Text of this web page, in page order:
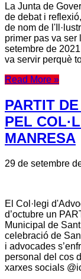
La Junta de
de debat i
de nom de
primer pas va
setembre de
va servir perquè
Read More »
PARTIT
PEL
MANRESA
29 de setembre
El Col·legi
d’octubre un
Municipal de
celebració de
i advocades
personal del cos
xarxes socials